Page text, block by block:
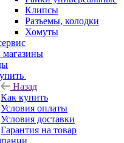
Клипсы
Разъемы, колодки
Хомуты
Назад
Как купить
Условия оплаты
Условия доставки
Гарантия на товар